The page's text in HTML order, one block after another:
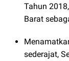
Tahun
Barat
sederajat,